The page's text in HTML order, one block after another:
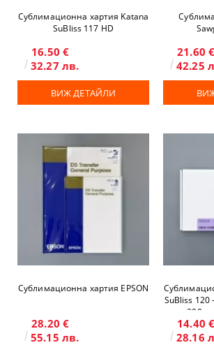
Сублимационна хартия Katana
SuBliss 117 HD
16.50 €
32.27 лв.
ВИЖ ДЕТАЙЛИ
21.60 €
42.25
Сублимационна хартия EPSON
28.20 €
55.15 лв.
SuBliss 120
200
14.40 €
28.16